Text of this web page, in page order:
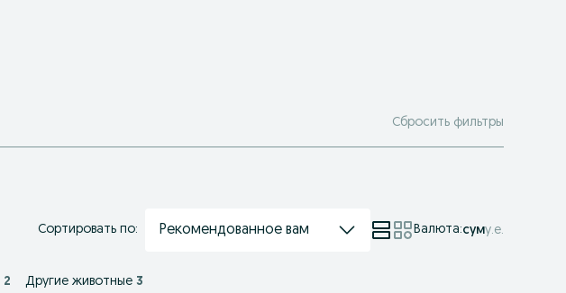
Сбросить фильтры
Сортировать по: Рекомендованное вам Валюта:суму.е.
2 Другие животные 3